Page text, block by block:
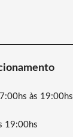
às 19:00hs
19:00hs